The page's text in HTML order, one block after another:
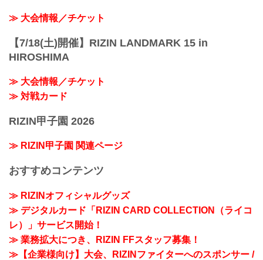
≫ 大会情報／チケット
【7/18(土)開催】RIZIN LANDMARK 15 in
HIROSHIMA
≫ 大会情報／チケット
≫ 対戦カード
RIZIN甲子園 2026
≫ RIZIN甲子園 関連ページ
おすすめコンテンツ
≫ RIZINオフィシャルグッズ
≫ デジタルカード「RIZIN CARD COLLECTION（ライコ
レ）」サービス開始！
≫ 業務拡大につき、RIZIN FFスタッフ募集！
≫【企業様向け】大会、RIZINファイターへのスポンサー /